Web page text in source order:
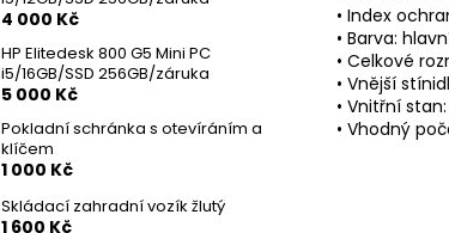
4 000 Kč
HP Elitedesk 800 G5 Mini PC
i5/16GB/SSD 256GB/záruka
5 000 Kč
Pokladní schránka s otevíráním a
klíčem
1 000 Kč
Skládací zahradní vozík žlutý
1 600 Kč
• Index
• Barva:
• Celkové
• Vnější
• Vnitřní stan:
• Vhodný